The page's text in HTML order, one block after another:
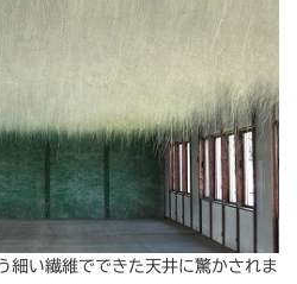
細い繊維でできた天井に驚かされま